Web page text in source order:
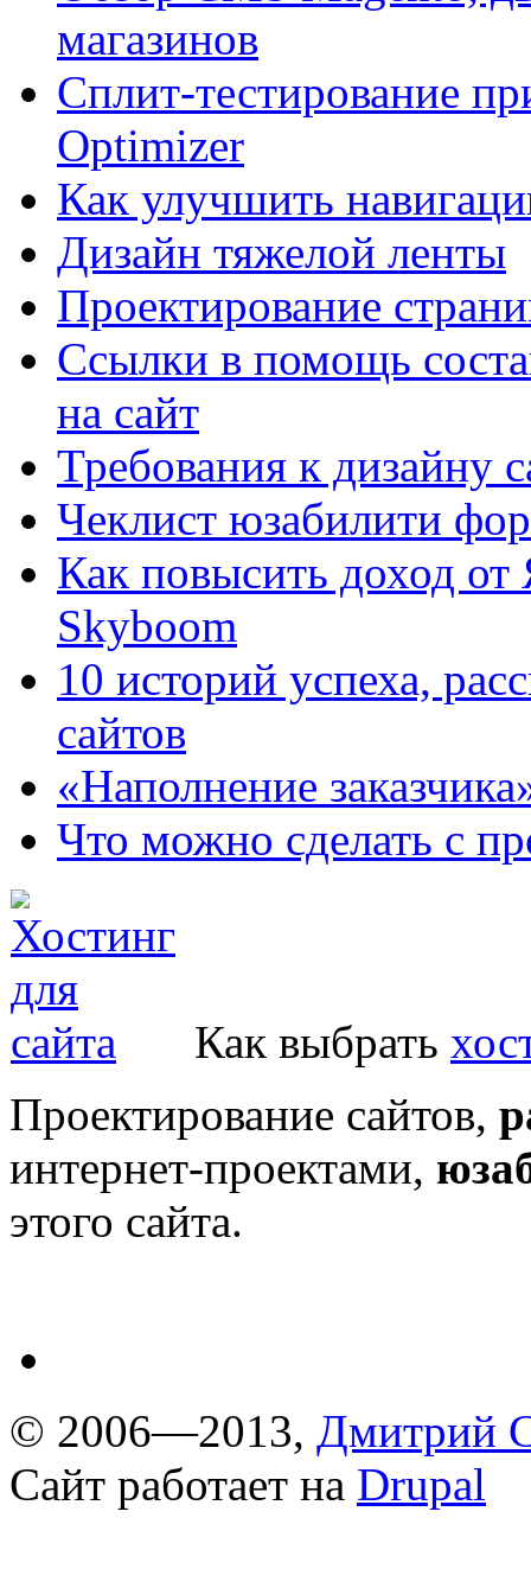
магазинов
Сплит-тестирование
Optimizer
Как улучшить
Дизайн тяжелой ленты
Проектирование
Ссылки в помощь
на сайт
Требования к дизайну
Чеклист юзабилити
Как повысить доход
Skyboom
10 историй успеха,
сайтов
«Наполнение
Что можно сделать с
Как выбрать
Проектирование сайтов,
интернет-проектами,
этого сайта.
© 2006—2013, Дмитрий
Сайт работает на Drupal